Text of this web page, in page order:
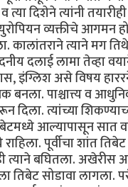
त्या दिशेने त्यांनी
व्यक्तीचे आगमन
कालांतराने त्याने मग
दलाई लामा तेव्हा
इंग्लिश असे विषय
बनला. पाश्चात्त्य व
दिला. त्यांच्या
आल्यापासून सात
पूर्वीचा शांत
बघितला. अखेरीस
तिबेट सोडावा लागला.